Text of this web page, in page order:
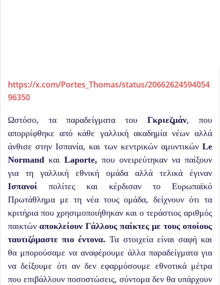
https://x.com/Portes_Thomas/status/20662624594054
96350
Ωστόσο, τα παραδείγματα του Γκριεζμάν, που
απορρίφθηκε από κάθε γαλλική ακαδημία νέων αλλά
άνθισε στην Ισπανία, και των κεντρικών αμυντικών Le
Normand και Laporte, που ονειρεύτηκαν να παίξουν
για τη γαλλική εθνική ομάδα αλλά τελικά έγιναν
Ισπανοί πολίτες και κέρδισαν το Ευρωπαϊκό
Πρωτάθλημα με τη νέα τους ομάδα, δείχνουν ότι τα
κριτήρια που χρησιμοποιήθηκαν και ο τεράστιος αριθμός
παικτώναποκλείουν Γάλλους παίκτες με τους οποίους
ταυτιζόμαστε πιο έντονα. Τα στοιχεία είναι σαφή και
θα μπορούσαμε να αναφέρουμε άλλα παραδείγματα για
να δείξουμε ότι αν δεν εφαρμόσουμε εθνοτικά μέτρα
που επιβάλλουν ποσοστώσεις, σύντομα δεν θα υπάρχουν